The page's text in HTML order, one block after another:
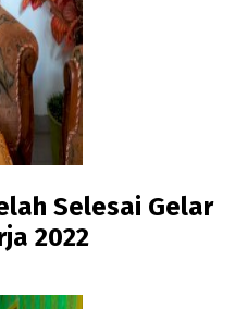
Selesai Gelar
2022